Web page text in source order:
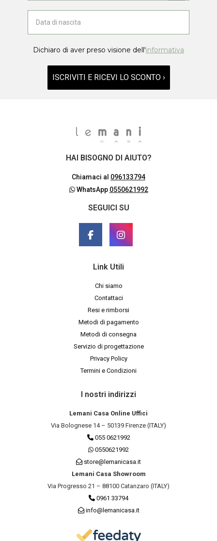
Dichiaro di aver preso visione dell'informativa
ISCRIVITI E RICEVI LO SCONTO ›
HAI BISOGNO DI AIUTO?
Chiamaci al 096133794
WhatsApp 0550621992
SEGUICI SU
Link Utili
Chi siamo
Contattaci
Resi e rimborsi
Metodi di pagamento
Metodi di consegna
Servizio di progettazione
Privacy Policy
Termini e Condizioni
I nostri indirizzi
Lemani Casa Online Uffici
Via Bolognese 14 – 50139 Firenze (ITALY)
055 0621992
0550621992
store@lemanicasa.it
Lemani Casa Showroom
Via Progresso 21 – 88100 Catanzaro (ITALY)
0961 33794
info@lemanicasa.it